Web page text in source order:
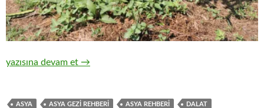
VİETNAM MOTOR TURU 4. GÜN: DALAT
yazısına devam et →
ASYA ASYA GEZİ REHBERİ ASYA REHBERİ DALAT